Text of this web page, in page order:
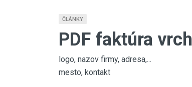
Strojové hladenie
Hutnenie podložia
ČLÁNKY
PDF faktúra vrch
logo, nazov firmy, adresa,...
mesto, kontakt